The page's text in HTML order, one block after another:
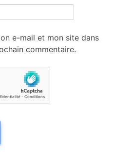
e-mail et mon site dans
commentaire.